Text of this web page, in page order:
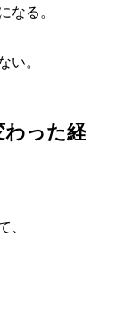
なる。
い。
わった経
、